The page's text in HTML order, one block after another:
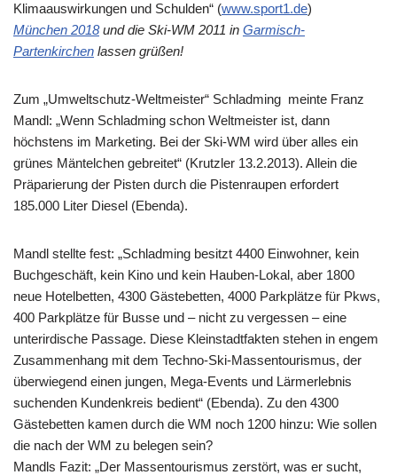
Klimaauswirkungen und Schulden“ (www.sport1.de)
München 2018und die Ski-WM 2011 in Garmisch-
Partenkirchen lassen grüßen!
Zum „Umweltschutz-Weltmeister“ Schladming meinte Franz
Mandl: „Wenn Schladming schon Weltmeister ist, dann
höchstens im Marketing. Bei der Ski-WM wird über alles ein
grünes Mäntelchen gebreitet“ (Krutzler 13.2.2013). Allein die
Präparierung der Pisten durch die Pistenraupen erfordert
185.000 Liter Diesel (Ebenda).
Mandl stellte fest: „Schladming besitzt 4400 Einwohner, kein
Buchgeschäft, kein Kino und kein Hauben-Lokal, aber 1800
neue Hotelbetten, 4300 Gästebetten, 4000 Parkplätze für Pkws,
400 Parkplätze für Busse und – nicht zu vergessen – eine
unterirdische Passage. Diese Kleinstadtfakten stehen in engem
Zusammenhang mit dem Techno-Ski-Massentourismus, der
überwiegend einen jungen, Mega-Events und Lärmerlebnis
suchenden Kundenkreis bedient“ (Ebenda). Zu den 4300
Gästebetten kamen durch die WM noch 1200 hinzu: Wie sollen
die nach der WM zu belegen sein?
Mandls Fazit: „Der Massentourismus zerstört, was er sucht,